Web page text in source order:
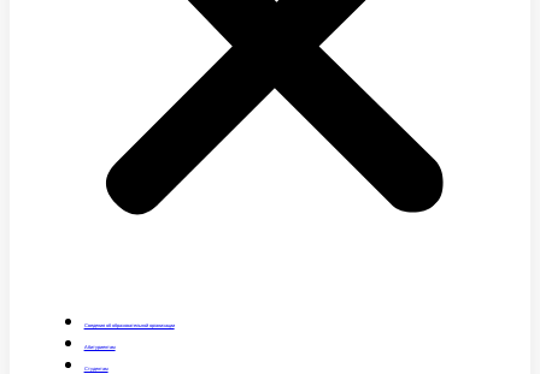
Сведения об образовательной организации
Абитуриентам
Студентам